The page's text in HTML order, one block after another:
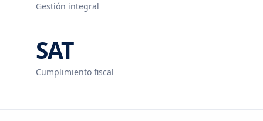
Gestión integral
SAT
Cumplimiento fiscal